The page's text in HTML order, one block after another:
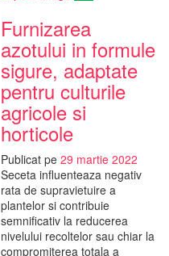
Furnizarea
azotului in formule
sigure, adaptate
pentru culturile
agricole si
horticole
Publicat pe 29 martie 2022
Seceta influenteaza negativ
rata de supravietuire a
plantelor si contribuie
semnificativ la reducerea
nivelului recoltelor sau chiar la
compromiterea totala a